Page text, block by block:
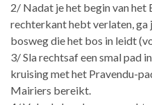
2/ Nadat je het begin van
rechterkant hebt verlaten, ga
bosweg die het bos in leidt
3/ Sla rechtsaf een smal pad
kruising met het Pravendu-
Mairiers bereikt.